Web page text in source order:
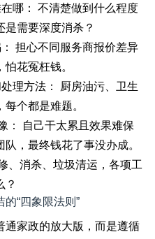
哪： 不清楚做到什么程度
是需要深度消杀？
担心不同服务商报价差异
花冤枉钱。
理方法： 厨房油污、卫生
个都是难题。
： 自己干太累且效果难保
，最终钱花了事没办成。
、消杀、垃圾清运，各项工
？
“四象限法则”
通家政的放大版，而是遵循